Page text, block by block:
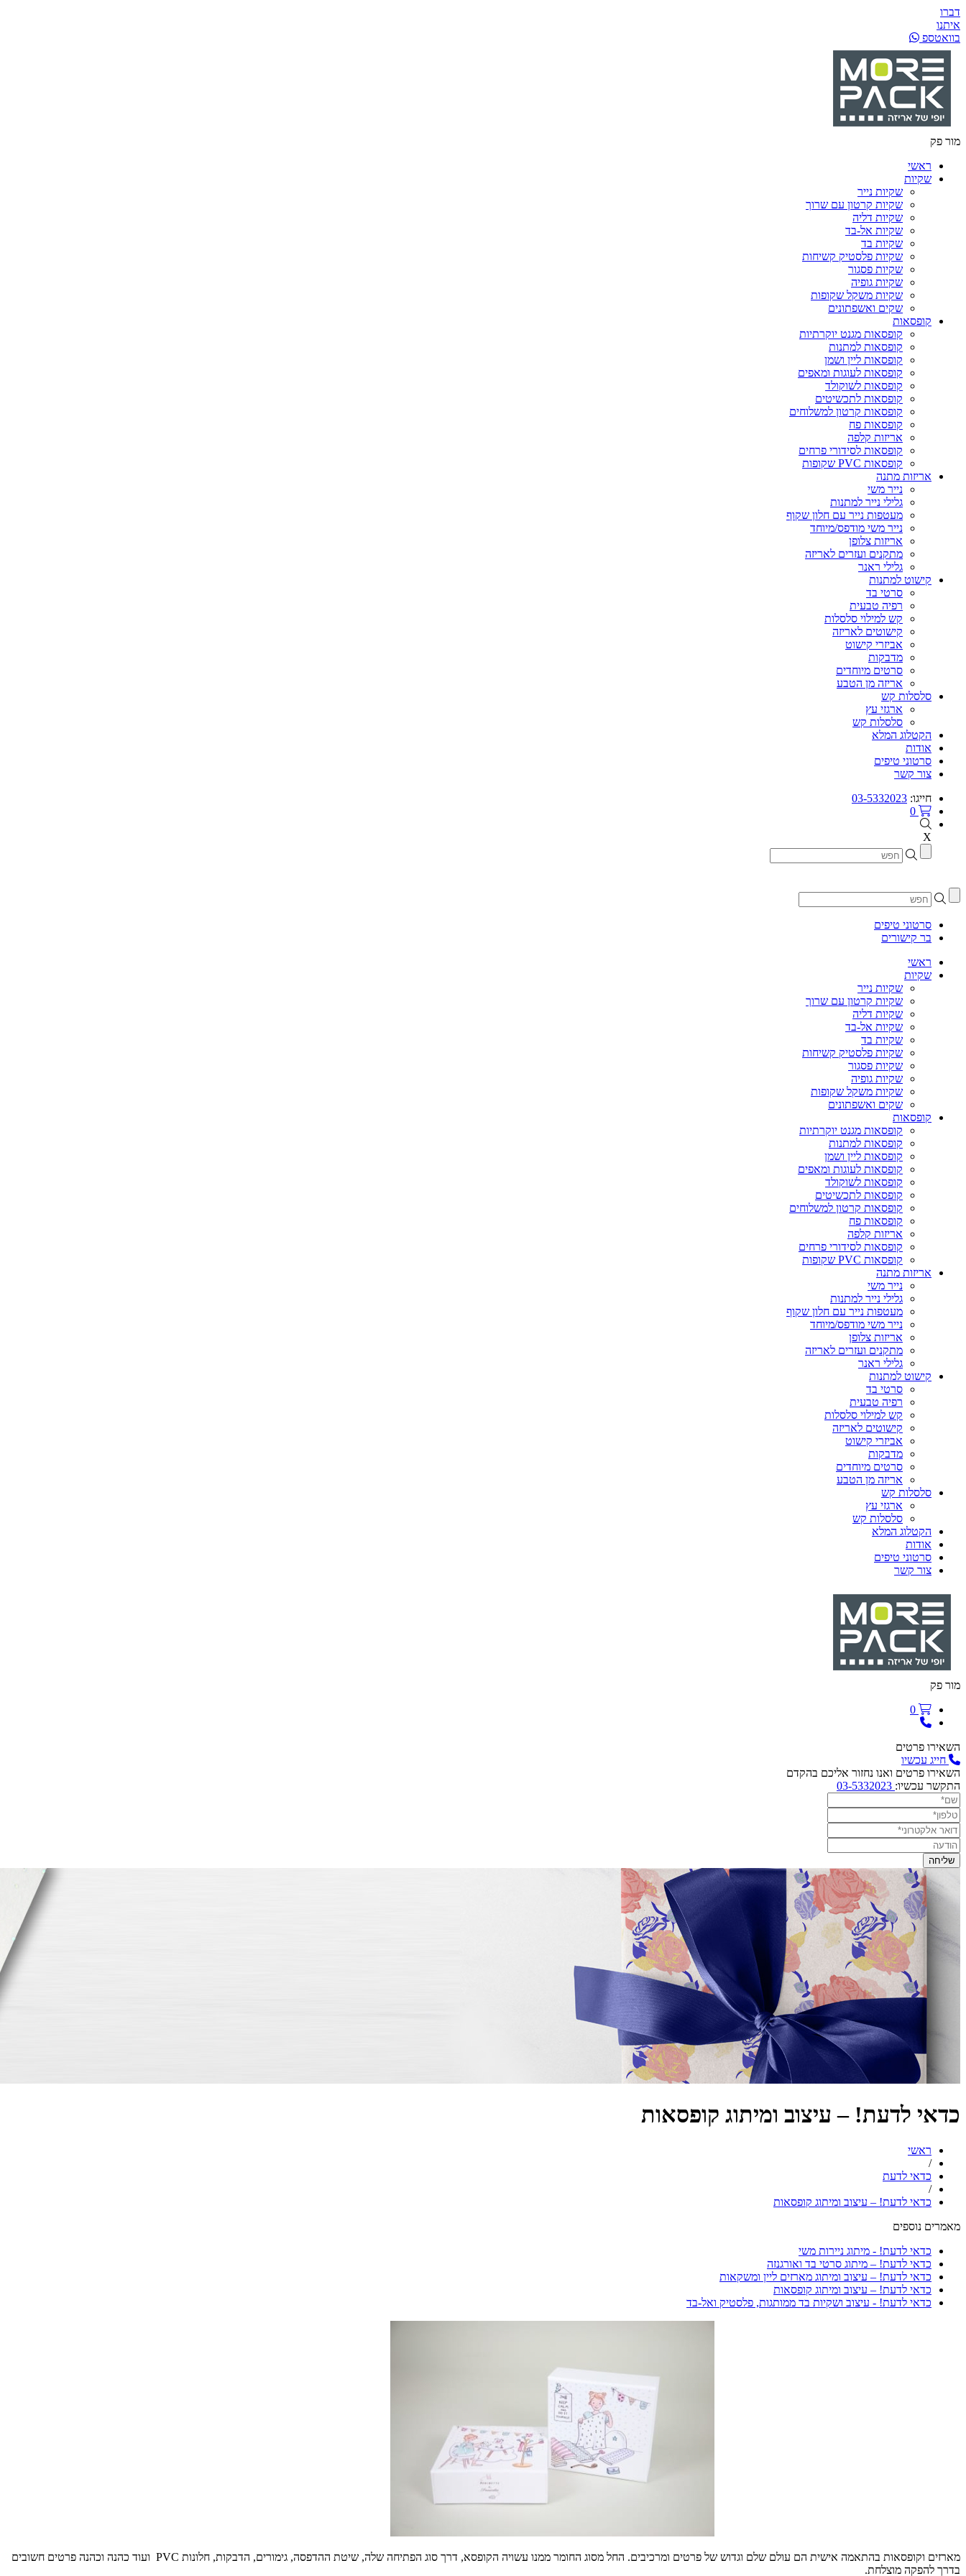
דברו
איתנו
בוואטספ
מור פק
ראשי
שקיות
שקיות נייר
שקיות קרטון עם שרוך
שקיות דליה
שקיות אל-בד
שקיות בד
שקיות פלסטיק קשיחות
שקיות פסגור
שקיות גופיה
שקיות משקל שקופות
שקים ואשפתונים
קופסאות
קופסאות מגנט יוקרתיות
קופסאות למתנות
קופסאות ליין ושמן
קופסאות לעוגות ומאפים
קופסאות לשוקולד
קופסאות לתכשיטים
קופסאות קרטון למשלוחים
קופסאות פח
אריזות קלפה
קופסאות לסידורי פרחים
קופסאות PVC שקופות
אריזות מתנה
נייר משי
גלילי נייר למתנות
מעטפות נייר עם חלון שקוף
נייר משי מודפס/מיוחד
אריזות צלופן
מתקנים ועזרים לאריזה
גלילי ראנר
קישוט למתנות
סרטי בד
רפיה טבעית
קש למילוי סלסלות
קישוטים לאריזה
אביזרי קישוט
מדבקות
סרטים מיוחדים
אריזה מן הטבע
סלסלות קש
ארגזי עץ
סלסלות קש
הקטלוג המלא
אודות
סרטוני טיפים
צור קשר
חייגו: 03-5332023
0
X
סרטוני טיפים
בר קישורים
ראשי
שקיות
שקיות נייר
שקיות קרטון עם שרוך
שקיות דליה
שקיות אל-בד
שקיות בד
שקיות פלסטיק קשיחות
שקיות פסגור
שקיות גופיה
שקיות משקל שקופות
שקים ואשפתונים
קופסאות
קופסאות מגנט יוקרתיות
קופסאות למתנות
קופסאות ליין ושמן
קופסאות לעוגות ומאפים
קופסאות לשוקולד
קופסאות לתכשיטים
קופסאות קרטון למשלוחים
קופסאות פח
אריזות קלפה
קופסאות לסידורי פרחים
קופסאות PVC שקופות
אריזות מתנה
נייר משי
גלילי נייר למתנות
מעטפות נייר עם חלון שקוף
נייר משי מודפס/מיוחד
אריזות צלופן
מתקנים ועזרים לאריזה
גלילי ראנר
קישוט למתנות
סרטי בד
רפיה טבעית
קש למילוי סלסלות
קישוטים לאריזה
אביזרי קישוט
מדבקות
סרטים מיוחדים
אריזה מן הטבע
סלסלות קש
ארגזי עץ
סלסלות קש
הקטלוג המלא
אודות
סרטוני טיפים
צור קשר
מור פק
0
השאירו פרטים
חייג עכשיו
השאירו פרטים ואנו נחזור אליכם בהקדם
התקשר עכשיו:
כדאי לדעת! – עיצוב ומיתוג קופסאות
ראשי
/
כדאי לדעת
/
כדאי לדעת! – עיצוב ומיתוג קופסאות
מאמרים נוספים
כדאי לדעת! - מיתוג ניירות משי
כדאי לדעת! – מיתוג סרטי בד ואורגנזה
כדאי לדעת! – עיצוב ומיתוג מארזים ליין ומשקאות
כדאי לדעת! – עיצוב ומיתוג קופסאות
כדאי לדעת! - עיצוב ושקיות בד ממותגות, פלסטיק ואל-בד
מארזים וקופסאות בהתאמה אישית הם עולם שלם וגדוש של פרטים ומרכיבים. החל מסוג החומר ממנו עשויה הקופסא, דרך סוג הפתיחה שלה, שיטת ההדפסה, גימורים, הדבקות, חלונות PVC ועוד כהנה וכהנה פרטים חשובים
בדרך להפקה מוצלחת.